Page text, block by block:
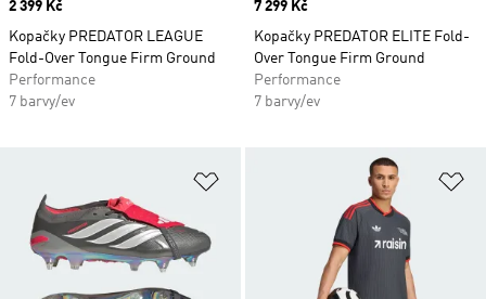
Price
2 399 Kč
Kopačky PREDATOR LEAGUE
Fold-Over Tongue Firm Ground
Performance
7 barvy/ev
Price
7 299 Kč
Kopačky PREDATOR ELITE Fold-
Over Tongue Firm Ground
Performance
7 barvy/ev
Přidat do seznamu přání